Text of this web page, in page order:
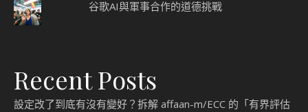
谷歌AI與軍事合作的道德挑戰
Recent Posts
設定改了到底有沒有變好？拆解 affaan-m/ECC 的「有界評估